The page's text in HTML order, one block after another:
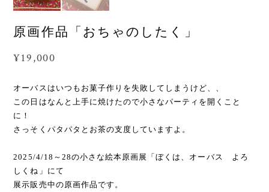
原画作品「おちゃのしたく」
¥19,000
オーバスはいつもお菓子作りを失敗してしまうけど、、
この日はなんと上手に焼けたので小さなパーティを開くこと
に！
さっそくパタパタとお茶の支度していますよ。
2025/4/18～28の小さな絵本原画展「ぼくは、オーバス よろ
しくね」にて
展示販売中の原画作品です。